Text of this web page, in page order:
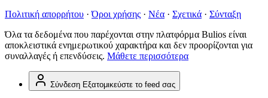
Πολιτική απορρήτου · Όροι χρήσης · Νέα · Σχετικά · Σύνταξη
Όλα τα δεδομένα που παρέχονται στην πλατφόρμα Bulios είναι
αποκλειστικά ενημερωτικού χαρακτήρα και δεν προορίζονται για
συναλλαγές ή επενδύσεις. Μάθετε περισσότερα
Σύνδεση Εξατομικεύστε το feed σας